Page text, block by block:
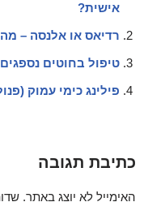
אישית?
רדיאס או אלנסה –
טיפול בחוטים
פילינג כימי עמוק
כתיבת תגובה
האימייל לא יוצג באתר.